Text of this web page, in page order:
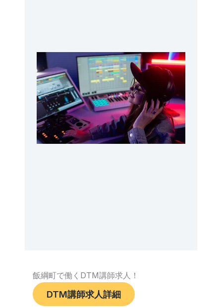
飯綱町で働くDTM講師求人！
DTM講師求人詳細